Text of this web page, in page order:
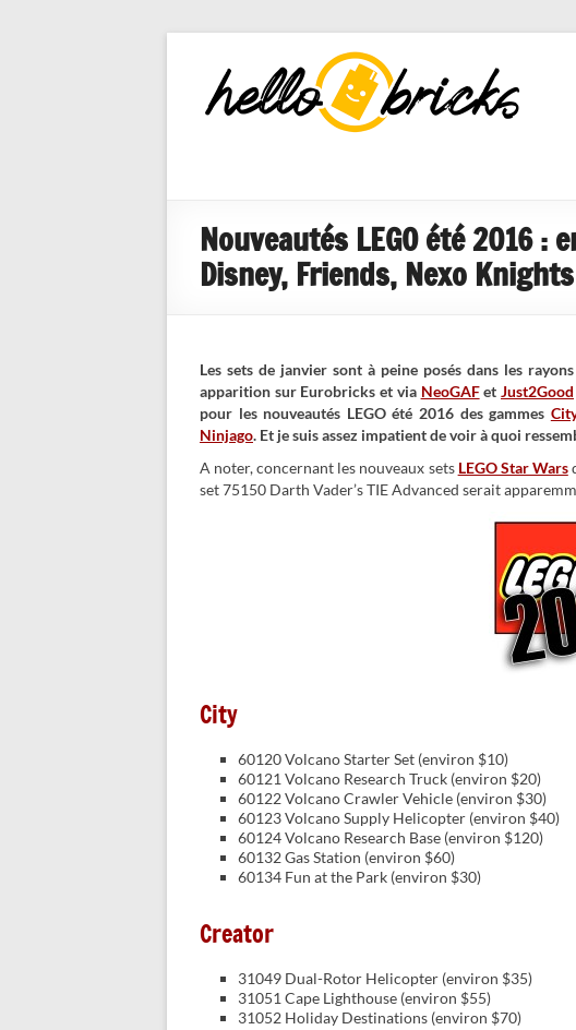
HelloBricks
Blog LEGO,
nouveaut�s
Nouveautés LEGO été 2016 :
Disney, Friends, Nexo
Les sets de janvier sont à peine posés dans les
apparition sur Eurobricks et via NeoGAFetJust2Good
pour les nouveautés LEGO été 2016 des gammes City
Ninjago. Et je suis assez impatient de voir à quoi
A noter, concernant les nouveaux sets LEGO Star Wars
set 75150 Darth Vader’s TIE Advanced serait
City
60120 Volcano Starter Set (environ $10)
60121 Volcano Research Truck (environ $20)
60122 Volcano Crawler Vehicle (environ $30)
60123 Volcano Supply Helicopter (environ $40)
60124 Volcano Research Base (environ $120)
60132 Gas Station (environ $60)
60134 Fun at the Park (environ $30)
Creator
31049 Dual-Rotor Helicopter (environ $35)
31051 Cape Lighthouse (environ $55)
31052 Holiday Destinations (environ $70)